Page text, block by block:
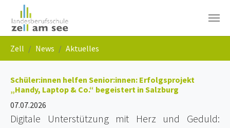
Skip to main navigation
Skip to main content
Skip to page footer
Zell News Aktuelles
Schüler:innen helfen Senior:innen: Erfolgsprojekt
„Handy, Laptop & Co.“ begeistert in Salzburg
07.07.2026
Digitale Unterstützung mit Herz und Geduld: